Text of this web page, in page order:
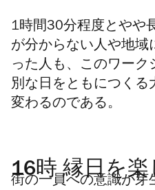
1時間30分程度とやや
が分からない人や地域
った人も、このワー
別な日をともにつくる
変わるのである。
16時 縁日を楽
街の一員への意識が芽